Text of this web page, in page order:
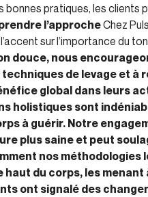
pratiques, les clients
l’approcheChez
sur l’importance du
douce, nous
de levage et à
global dans leurs
holistiques sont
à guérir. Notre
plus saine et peut
nos méthodologies
du corps, les menant
ont signalé des